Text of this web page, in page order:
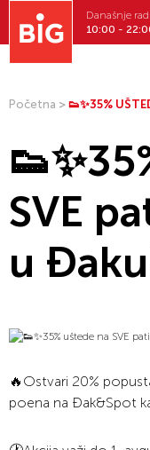
Današnje
10:00 -
Početna > 👟✨35%
SVE
u
🔥Ostvari 20%
poena na Đak&Spot